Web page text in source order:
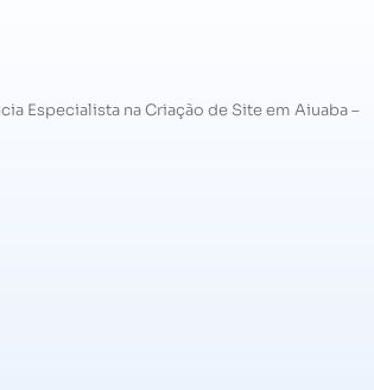
Especialista na Criação de Site em Aiuaba –